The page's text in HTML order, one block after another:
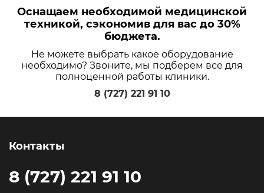
Оснащаем необходимой медицинской
техникой, сэкономив для вас до 30%
бюджета.
Не можете выбрать какое оборудование
необходимо? Звоните, мы подберем все для
полноценной работы клиники.
8 (727) 221 91 10
Контакты
8 (727) 221 91 10